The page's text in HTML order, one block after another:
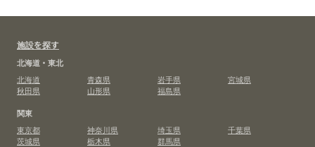
施設を探す
北海道・東北
北海道
青森県 岩手県
宮城県
秋田県
山形県
福島県
関東
東京都
神奈川県 埼玉県
千葉県
茨城県
栃木県
群馬県